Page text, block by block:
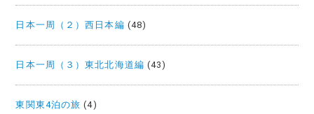
日本一周（２）西日本編 (48)
日本一周（３）東北北海道編 (43)
東関東4泊の旅 (4)